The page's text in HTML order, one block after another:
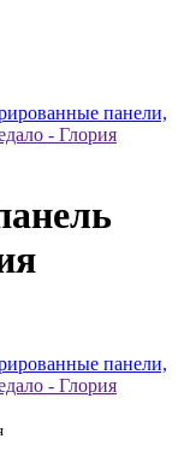
панели,
- Глория
панели,
- Глория